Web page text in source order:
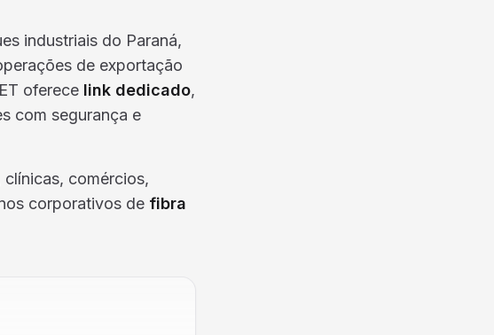
industriais do Paraná,
de exportação
oferece link dedicado,
com segurança e
comércios,
corporativos de fibra